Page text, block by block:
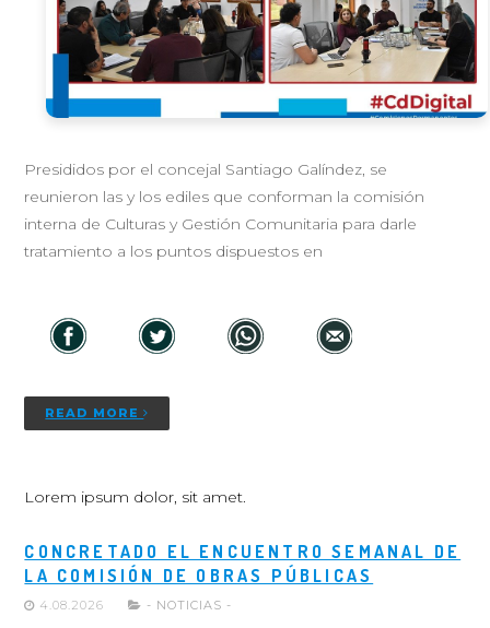
Presididos por el concejal Santiago Galíndez, se
reunieron las y los ediles que conforman la comisión
interna de Culturas y Gestión Comunitaria para darle
tratamiento a los puntos dispuestos en
READ MORE
Lorem ipsum dolor, sit amet.
CONCRETADO EL ENCUENTRO SEMANAL DE
LA COMISIÓN DE OBRAS PÚBLICAS
4.08.2026 - NOTICIAS -